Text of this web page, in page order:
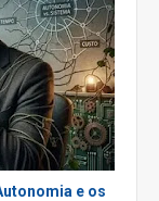
e os